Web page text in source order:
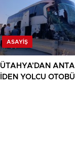
ASAYIŞ
YOLCU